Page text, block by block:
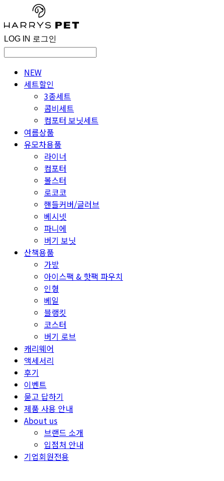
LOG IN 로그인
NEW
세트할인
3종세트
콤비세트
컴포터 보닛세트
여름상품
유모차용품
라이너
컴포터
볼스터
로코코
핸들커버/글러브
베시넷
파니에
버기 보닛
산책용품
가방
아이스팩 & 핫팩 파우치
인형
베일
블랭킷
코스터
버기 로브
캐리웨어
액세서리
후기
이벤트
묻고 답하기
제품 사용 안내
About us
브랜드 소개
입점처 안내
기업회원전용